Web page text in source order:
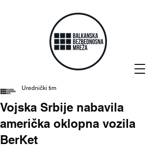
Vojska Srbije nabavila
američka oklopna vozila
BerKet
Urednički tim